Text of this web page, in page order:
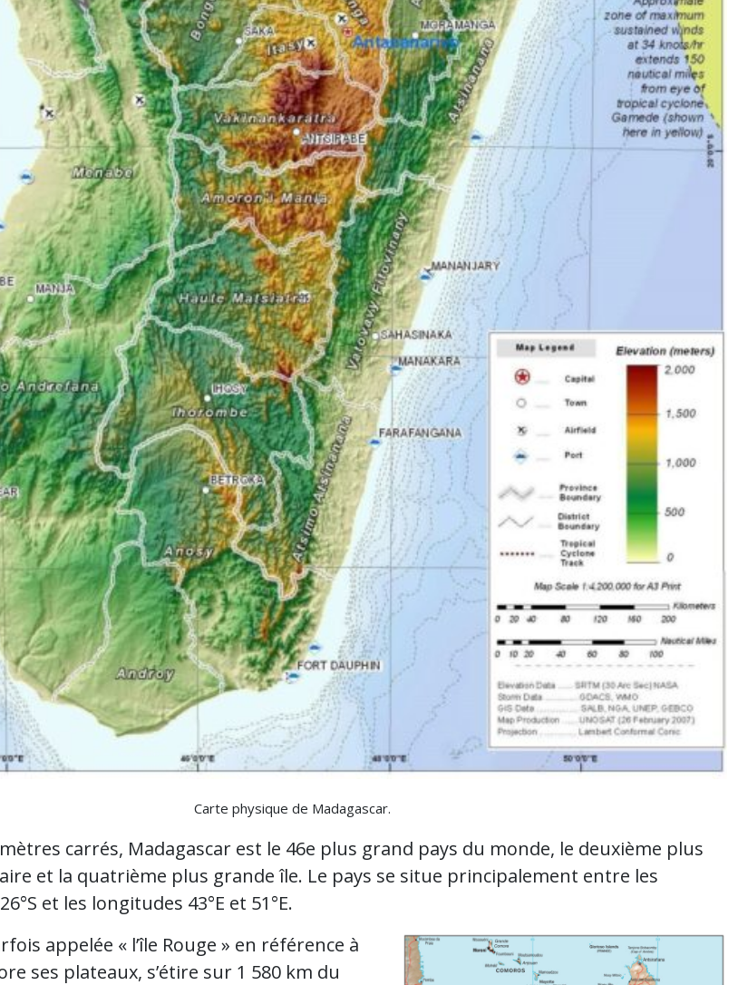
Carte physique de Madagascar.
carrés, Madagascar est le 46e plus grand pays du monde, le deuxième plus
et la quatrième plus grande île. Le pays se situe principalement entre les
et les longitudes 43°E et 51°E.
appelée « l’île Rouge » en référence à
ses plateaux, s’étire sur 1 580 km du